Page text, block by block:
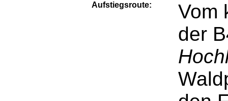
Aufstiegsroute:
Vom
der